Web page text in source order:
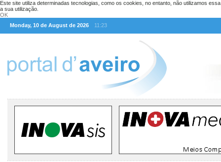
Este site utiliza determinadas tecnologias, como os cookies, no entanto, não utilizamos
a sua utilização.
OK
Monday, 10 de August de 2026
11:23